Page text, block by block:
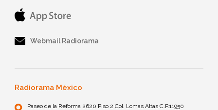
Webmail Radiorama
Radiorama México
Paseo de la Reforma 2620 Piso 2 Col. Lomas Altas C.P.11950